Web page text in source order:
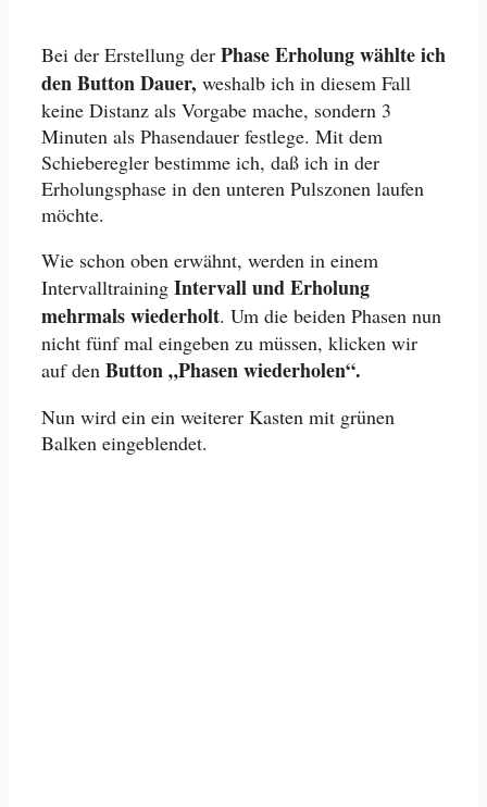
Bei der Erstellung der Phase Erholung wählte ich
den Button Dauer, weshalb ich in diesem Fall
keine Distanz als Vorgabe mache, sondern 3
Minuten als Phasendauer festlege. Mit dem
Schieberegler bestimme ich, daß ich in der
Erholungsphase in den unteren Pulszonen laufen
möchte.
Wie schon oben erwähnt, werden in einem
Intervalltraining Intervall und Erholung
mehrmals wiederholt. Um die beiden Phasen nun
nicht fünf mal eingeben zu müssen, klicken wir
auf den Button „Phasen wiederholen“.
Nun wird ein ein weiterer Kasten mit grünen
Balken eingeblendet.